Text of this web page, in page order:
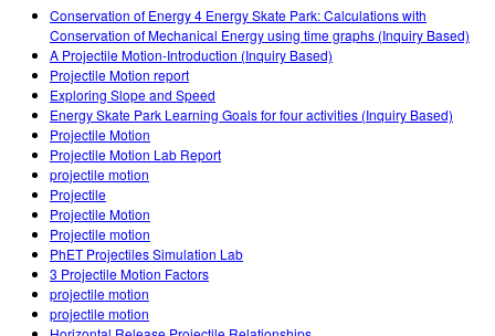
Χημεία
Επιστήμη της γης
Βιολογία
Μεταφρασμένες προσομοιώσεις
Customizable Sims
Start a Free Trial
Purchase a License
Διαμοιράστε τις δραστηριότητές σας
Activity Contribution Guidelines
Virtual Workshops
Professional Learning with PhET
Teaching with PhET
INITIATIVES
Inclusive Design
PhET Global
Data Fluency
DEIB in STEM Ed
SceneryStack OSE
Impact Report
ΣΎΝΔΕΣΗ / ΕΓΓΡΑΦΉ
ΣΎΝΔΕΣΗ / ΕΓΓΡΑΦΉ
Conservation of Energy 4 Energy Skate Park: Calculations with
Conservation of Mechanical Energy using time graphs (Inquiry Based)
A Projectile Motion-Introduction (Inquiry Based)
Projectile Motion report
Exploring Slope and Speed
Energy Skate Park Learning Goals for four activities (Inquiry Based)
Projectile Motion
Projectile Motion Lab Report
projectile motion
Projectile
Projectile Motion
Projectile motion
PhET Projectiles Simulation Lab
3 Projectile Motion Factors
projectile motion
projectile motion